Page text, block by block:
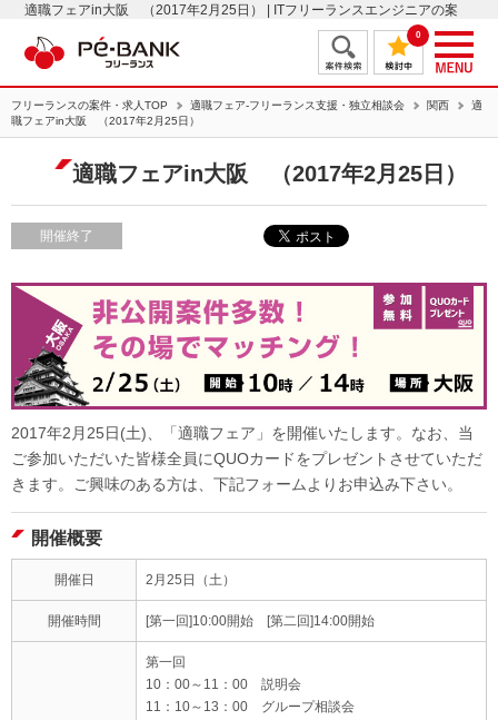
適職フェアin大阪 （2017年2月25日） | ITフリーランスエンジニアの案
0
フリーランスの案件・求人TOP 適職フェア-フリーランス支援・独立相談会 関西
適
職フェアin大阪 （2017年2月25日）
適職フェアin大阪 （2017年2月25日）
開催終了
2017年2月25日(土)、「適職フェア」を開催いたします。なお、当
ご参加いただいた皆様全員にQUOカードをプレゼントさせていただ
きます。ご興味のある方は、下記フォームよりお申込み下さい。
開催概要
開催日 2月25日（土）
開催時間 [第一回]10:00開始 [第二回]14:00開始
第一回
10：00～11：00 説明会
11：10～13：00 グループ相談会